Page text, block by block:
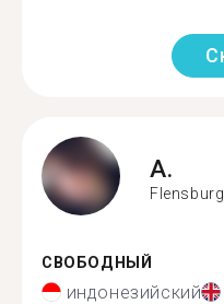
A.
Flensburg
СВОБОДНЫЙ
индонезийский